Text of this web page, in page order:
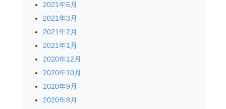
2021年6月
2021年3月
2021年2月
2021年1月
2020年12月
2020年10月
2020年9月
2020年8月